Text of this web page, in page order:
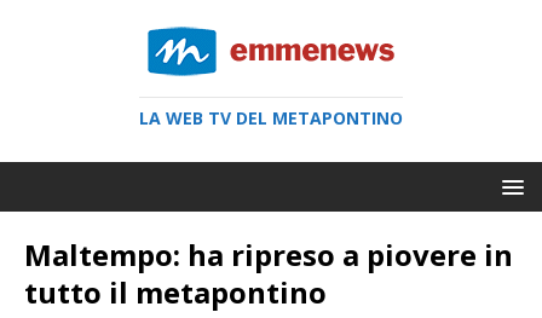
LA WEB TV DEL METAPONTINO
Maltempo: ha ripreso a piovere in
tutto il metapontino